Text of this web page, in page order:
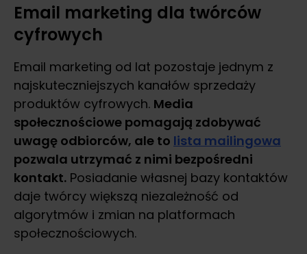
Email marketing dla twórców
cyfrowych
Email marketing od lat pozostaje jednym z
najskuteczniejszych kanałów sprzedaży
produktów cyfrowych. Media
społecznościowe pomagają zdobywać
uwagę odbiorców, ale to lista mailingowa
pozwala utrzymać z nimi bezpośredni
kontakt. Posiadanie własnej bazy kontaktów
daje twórcy większą niezależność od
algorytmów i zmian na platformach
społecznościowych.